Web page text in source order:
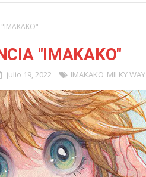
"IMAKAKO"
"IMAKAKO"
julio 19, 2022 IMAKAKO MILKY WAY